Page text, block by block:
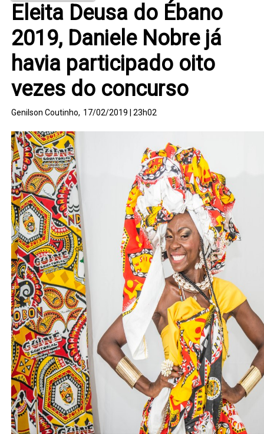
Eleita Deusa do Ébano
2019, Daniele Nobre já
havia participado oito
vezes do concurso
Genilson Coutinho, 17/02/2019 | 23h02